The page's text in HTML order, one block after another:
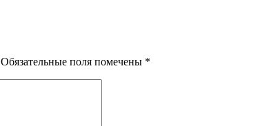
Обязательные поля помечены *